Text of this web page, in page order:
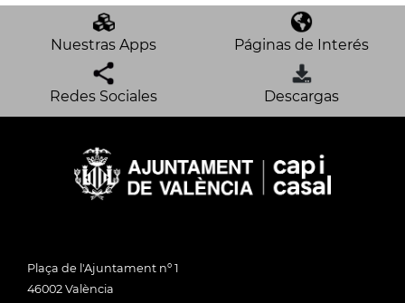
Nuestras Apps Páginas de Interés
Redes Sociales Descargas
Plaça de l'Ajuntament nº 1
46002 València